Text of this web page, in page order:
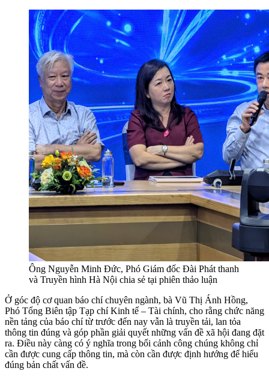
Ông Nguyễn Minh Đức, Phó Giám đốc Đài Phát thanh
và Truyền hình Hà Nội chia sẻ tại phiên thảo luận
Ở góc độ cơ quan báo chí chuyên ngành, bà Vũ Thị Ánh Hồng,
Phó Tổng Biên tập Tạp chí Kinh tế – Tài chính, cho rằng chức năng
nền tảng của báo chí từ trước đến nay vẫn là truyền tải, lan tỏa
thông tin đúng và góp phần giải quyết những vấn đề xã hội đang đặt
ra. Điều này càng có ý nghĩa trong bối cảnh công chúng không chỉ
cần được cung cấp thông tin, mà còn cần được định hướng để hiểu
đúng bản chất vấn đề.